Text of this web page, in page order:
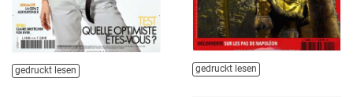
gedruckt lesen
gedruckt lesen